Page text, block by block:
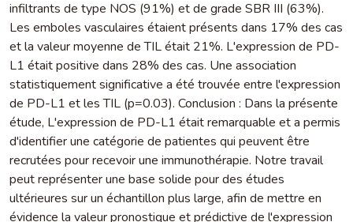
infiltrants de type NOS (91%) et de grade SBR III (63%).
Les emboles vasculaires étaient présents dans 17% des cas
et la valeur moyenne de TIL était 21%. L'expression de PD-
L1 était positive dans 28% des cas. Une association
statistiquement significative a été trouvée entre l'expression
de PD-L1 et les TIL (p=0.03). Conclusion : Dans la présente
étude, L'expression de PD-L1 était remarquable et a permis
d'identifier une catégorie de patientes qui peuvent être
recrutées pour recevoir une immunothérapie. Notre travail
peut représenter une base solide pour des études
ultérieures sur un échantillon plus large, afin de mettre en
évidence la valeur pronostique et prédictive de l'expression